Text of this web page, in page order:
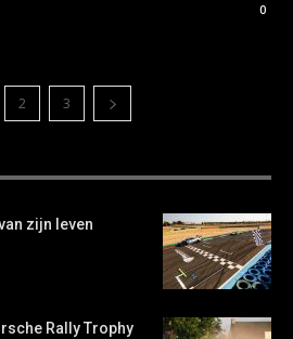
0
2 3
zijn leven
Rally Trophy